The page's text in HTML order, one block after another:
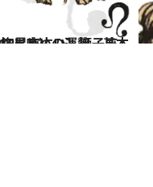
獅子座（しし座）の運勢、基本性格まとめ